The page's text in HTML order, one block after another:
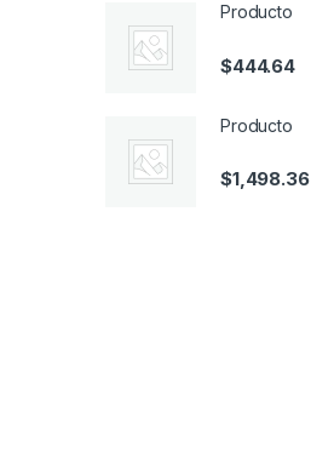
Producto
$444.64
Producto
$1,498.36